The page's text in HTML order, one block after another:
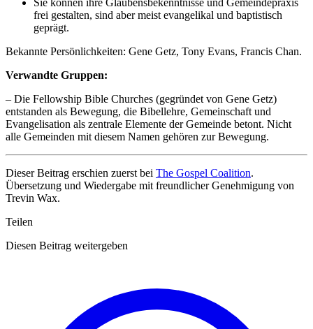
Sie können ihre Glaubensbekenntnisse und Gemeindepraxis
frei gestalten, sind aber meist evangelikal und baptistisch
geprägt.
Bekannte Persönlichkeiten: Gene Getz, Tony Evans, Francis Chan.
Verwandte Gruppen:
– Die Fellowship Bible Churches (gegründet von Gene Getz)
entstanden als Bewegung, die Bibellehre, Gemeinschaft und
Evangelisation als zentrale Elemente der Gemeinde betont. Nicht
alle Gemeinden mit diesem Namen gehören zur Bewegung.
Dieser Beitrag erschien zuerst bei The Gospel Coalition.
Übersetzung und Wiedergabe mit freundlicher Genehmigung von
Trevin Wax.
Teilen
Diesen Beitrag weitergeben